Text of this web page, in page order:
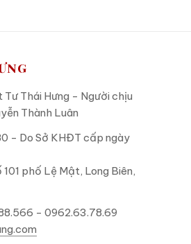
Tư Thái Hưng - Người chịu
Thành Luân
- Do Sở KHĐT cấp ngày
101 phố Lệ Mật, Long Biên,
- 0962.63.78.69